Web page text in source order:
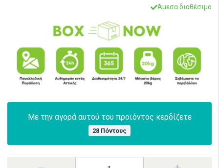
Άμεσα διαθέσιμο
Με την αγορά αυτού του προϊόντος κερδίζετε
28 Πόντους